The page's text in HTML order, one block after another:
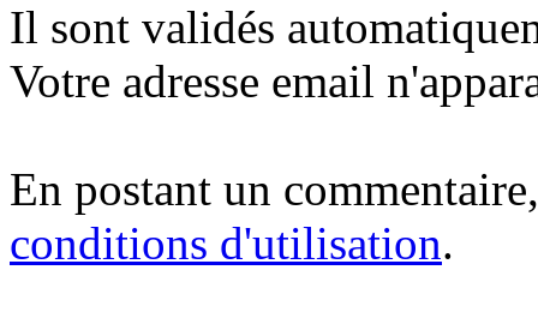
Il sont validés
Votre adresse email
En postant un
conditions d'utilisation.